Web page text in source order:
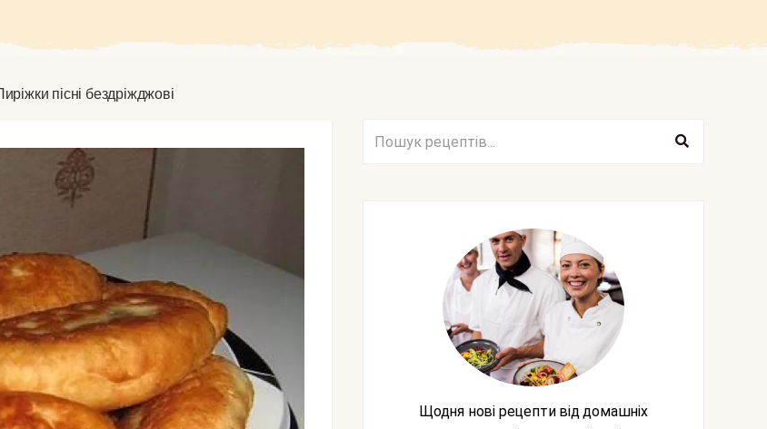
пісні бездріжджові
Щодня нові рецепти від домашніх